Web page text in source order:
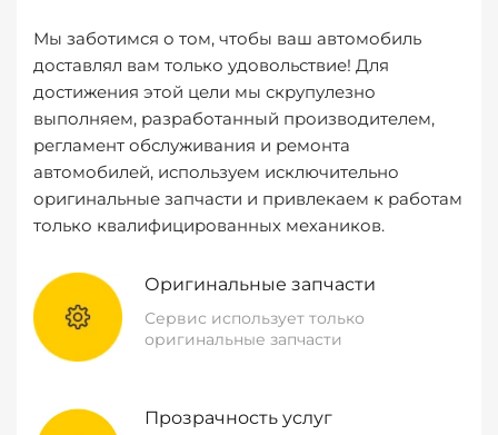
Мы заботимся о том, чтобы ваш автомобиль
доставлял вам только удовольствие! Для
достижения этой цели мы скрупулезно
выполняем, разработанный производителем,
регламент обслуживания и ремонта
автомобилей, используем исключительно
оригинальные запчасти и привлекаем к работам
только квалифицированных механиков.
Оригинальные запчасти
Сервис использует только
оригинальные запчасти
Прозрачность услуг